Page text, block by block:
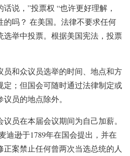
说，”投票权 “也许更好理解，
吗？ 在美国。法律不要求任何
选举中投票。根据美国宪法，投票
员和众议员选举的时间、地点和方
定；但国会可随时通过法律制定或
员的地点除外。
员在本届会议期间为自己加薪。
逊于1789年在国会提出，并在
案禁止任何曾两次当选总统的人